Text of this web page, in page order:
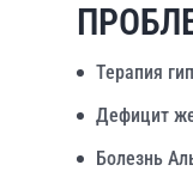
Терапия
Дефицит
Болезнь